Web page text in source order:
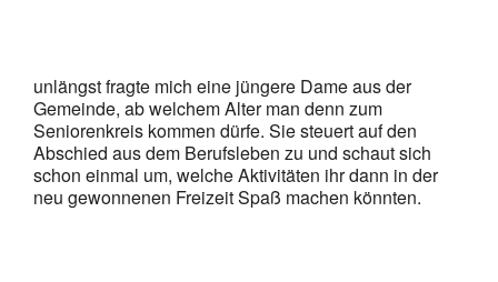
unlängst fragte mich eine jüngere Dame aus der
Gemeinde, ab welchem Alter man denn zum
Seniorenkreis kommen dürfe. Sie steuert auf den
Abschied aus dem Berufsleben zu und schaut sich
schon einmal um, welche Aktivitäten ihr dann in der
neu gewonnenen Freizeit Spaß machen könnten.